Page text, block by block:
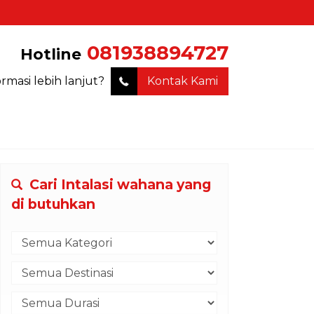
Hotline 081938894727
lebih lanjut? Kontak Kami
Cari Intalasi wahana yang
di butuhkan